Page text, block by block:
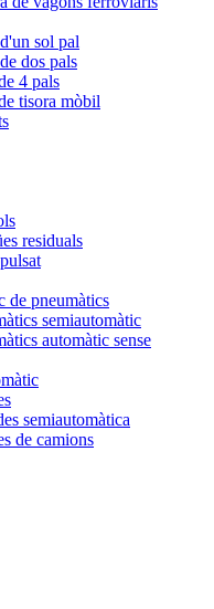
sol pal
dos pals
4 pals
tisora ​​mòbil
residuals
de pneumàtics
semiautomàtic
automàtic sense
semiautomàtica
de camions